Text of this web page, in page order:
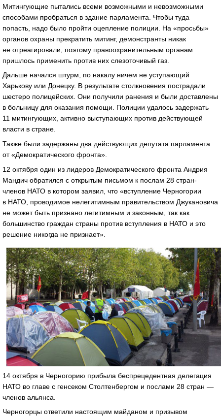
Митингующие пытались всеми возможными и невозможными
способами пробраться в здание парламента. Чтобы туда
попасть, надо было пройти оцепление полиции. На «просьбы»
органов охраны прекратить митинг, демонстранты никак
не отреагировали, поэтому правоохранительным органам
пришлось применить против них слезоточивый газ.
Дальше начался штурм, по накалу ничем не уступающий
Харькову или Донецку. В результате столкновения пострадали
шестеро полицейских. Они получили ранения и были доставлены
в больницу для оказания помощи. Полиции удалось задержать
11 митингующих, активно выступающих против действующей
власти в стране.
Также были задержаны два действующих депутата парламента
от «Демократического фронта».
12 октября один из лидеров Демократического фронта Андрия
Мандич обратился с открытым письмом к послам 28 стран-
членов НАТО в котором заявил, что «вступление Черногории
в НАТО, проводимое нелегитимным правительством Джукановича
не может быть признано легитимным и законным, так как
большинство граждан страны против вступления в НАТО и это
решение никогда не признает».
14 октября в Черногорию прибыла беспрецедентная делегация
НАТО во главе с генсеком Столтенбергом и послами 28 стран —
членов альянса.
Черногорцы ответили настоящим майданом и призывом